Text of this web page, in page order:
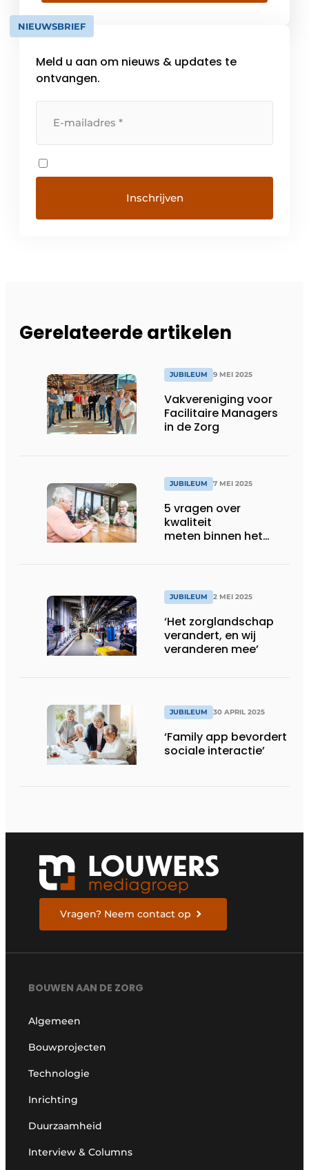
mogelijk hun gezamenlijke kennis en
vaardigheden voor uw […]
NIEUWSBRIEF
Meld u aan om nieuws & updates te
ontvangen.
Gerelateerde artikelen
JUBILEUM 9 MEI 2025
Vakvereniging voor
Facilitaire Managers
in de Zorg
JUBILEUM 7 MEI 2025
5 vragen over
kwaliteit
meten binnen het
JUBILEUM 2 MEI 2025
‘Het zorglandschap
verandert, en wij
veranderen mee’
JUBILEUM 30 APRIL 2025
‘Family app bevordert
sociale interactie’
Vragen? Neem contact op
BOUWEN AAN DE ZORG
Algemeen
Bouwprojecten
Technologie
Inrichting
Duurzaamheid
Interview & Columns